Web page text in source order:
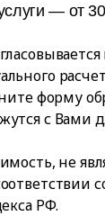
— от
форму
с Вами
не
РФ.